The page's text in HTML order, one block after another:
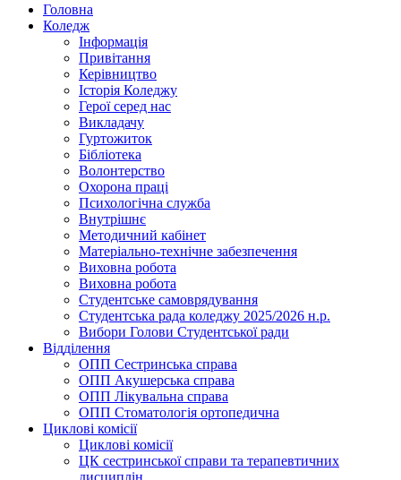
Головна
Коледж
Інформація
Привітання
Керівництво
Історія Коледжу
Герої серед нас
Викладачу
Гуртожиток
Бібліотека
Волонтерство
Охорона праці
Психологічна служба
Внутрішнє
Методичний кабінет
Матеріально-технічне забезпечення
Виховна робота
Виховна робота
Студентське самоврядування
Студентська рада коледжу 2025/2026 н.р.
Вибори Голови Студентської ради
Відділення
ОПП Сестринська справа
ОПП Акушерська справа
ОПП Лікувальна справа
ОПП Стоматологія ортопедична
Циклові комісії
Циклові комісії
ЦК сестринської справи та терапевтичних
дисциплін